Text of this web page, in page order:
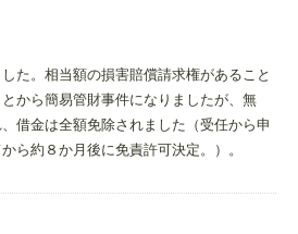
た。相当額の損害賠償請求権があること
から簡易管財事件になりましたが、無
借金は全額免除されました（受任から申
ら約８か月後に免責許可決定。）。